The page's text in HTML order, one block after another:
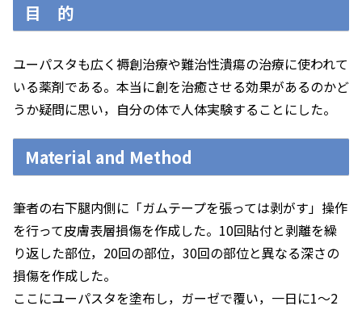
目 的
ユーパスタも広く褥創治療や難治性潰瘍の治療に使われて
いる薬剤である。本当に創を治癒させる効果があるのかど
うか疑問に思い，自分の体で人体実験することにした。
Material and Method
筆者の右下腿内側に「ガムテープを張っては剥がす」操作
を行って皮膚表層損傷を作成した。10回貼付と剥離を繰
り返した部位，20回の部位，30回の部位と異なる深さの
損傷を作成した。
ここにユーパスタを塗布し，ガーゼで覆い，一日に1～2